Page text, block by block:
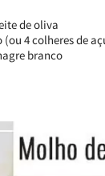
de oliva
4 colheres de
branco